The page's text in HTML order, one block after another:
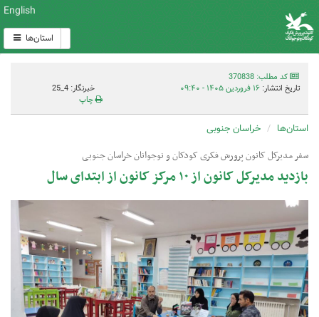
English
استان‌ها
کد مطلب: 370838
تاریخ انتشار: ۱۶ فروردین ۱۴۰۵ - ۰۹:۴۰
خبرنگار: 4_25
چاپ
استان‌ها خراسان جنوبی
سفر مدیرکل کانون پرورش فکری کودکان و نوجوانان خراسان جنوبی
بازدید مدیرکل کانون از ۱۰ مرکز کانون از ابتدای سال